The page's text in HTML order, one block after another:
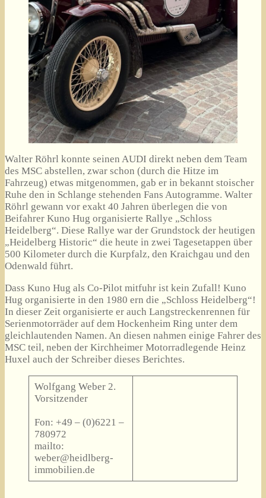
Walter Röhrl konnte seinen AUDI direkt neben dem Team
des MSC abstellen, zwar schon (durch die Hitze im
Fahrzeug) etwas mitgenommen, gab er in bekannt stoischer
Ruhe den in Schlange stehenden Fans Autogramme. Walter
Röhrl gewann vor exakt 40 Jahren überlegen die von
Beifahrer Kuno Hug organisierte Rallye „Schloss
Heidelberg“. Diese Rallye war der Grundstock der heutigen
„Heidelberg Historic“ die heute in zwei Tagesetappen über
500 Kilometer durch die Kurpfalz, den Kraichgau und den
Odenwald führt.
Dass Kuno Hug als Co-Pilot mitfuhr ist kein Zufall! Kuno
Hug organisierte in den 1980 ern die „Schloss Heidelberg“!
In dieser Zeit organisierte er auch Langstreckenrennen für
Serienmotorräder auf dem Hockenheim Ring unter dem
gleichlautenden Namen. An diesen nahmen einige Fahrer des
MSC teil, neben der Kirchheimer Motorradlegende Heinz
Huxel auch der Schreiber dieses Berichtes.
Wolfgang Weber 2.
Vorsitzender
Fon: +49 – (0)6221 –
780972
mailto:
weber@heidlberg-
immobilien.de